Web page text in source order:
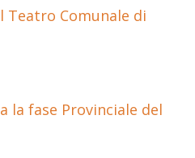
Teatro Comunale di
la fase Provinciale del